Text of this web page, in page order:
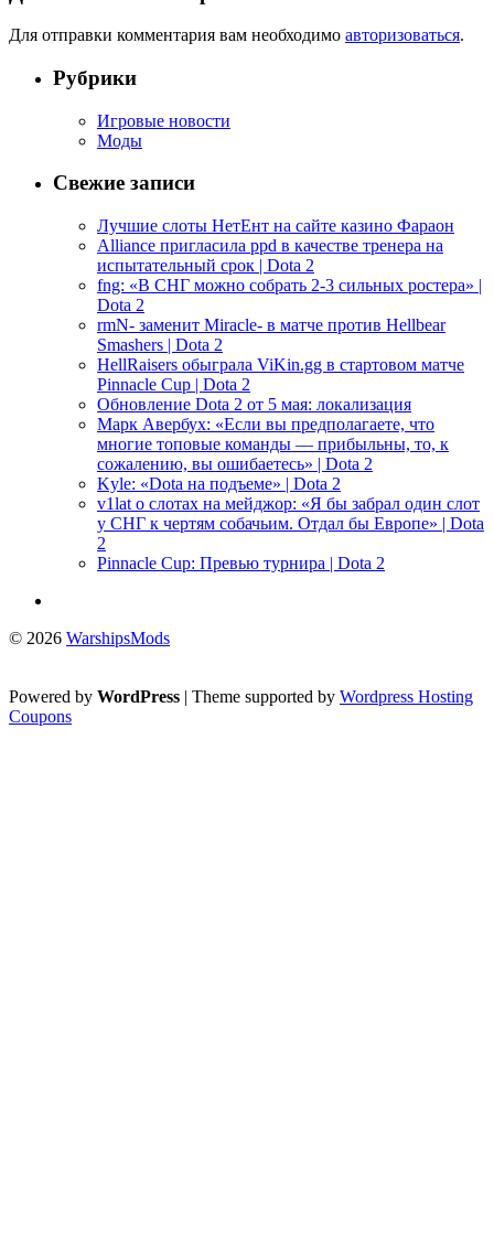
Для отправки комментария вам необходимо авторизоваться.
Рубрики
Игровые новости
Моды
Свежие записи
Лучшие слоты НетЕнт на сайте казино Фараон
Alliance пригласила ppd в качестве тренера на
испытательный срок | Dota 2
fng: «В СНГ можно собрать 2-3 сильных ростера» |
Dota 2
rmN- заменит Miracle- в матче против Hellbear
Smashers | Dota 2
HellRaisers обыграла ViKin.gg в стартовом матче
Pinnacle Cup | Dota 2
Обновление Dota 2 от 5 мая: локализация
Марк Авербух: «Если вы предполагаете, что
многие топовые команды — прибыльны, то, к
сожалению, вы ошибаетесь» | Dota 2
Kyle: «Dota на подъеме» | Dota 2
v1lat о слотах на мейджор: «Я бы забрал один слот
у СНГ к чертям собачьим. Отдал бы Европе» | Dota
2
Pinnacle Cup: Превью турнира | Dota 2
© 2026 WarshipsMods
Powered by WordPress | Theme supported by Wordpress Hosting
Coupons